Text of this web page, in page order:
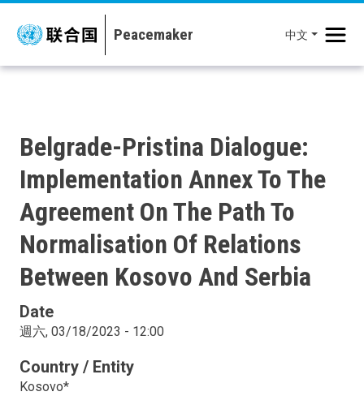
移至主內容
中文
Belgrade-Pristina Dialogue:
Implementation Annex To The
Agreement On The Path To
Normalisation Of Relations
Between Kosovo And Serbia
Date
週六, 03/18/2023 - 12:00
Country / Entity
Kosovo*